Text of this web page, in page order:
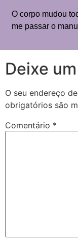
O corpo mudou
me passar o
Deixe
O seu endereço
obrigatórios são
Comentário *